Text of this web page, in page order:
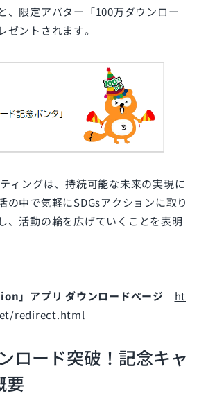
、限定アバター「100万ダウンロー
ゼントされます。
ィングは、持続可能な未来の実現に
の中で気軽にSDGsアクションに取り
、活動の輪を広げていくことを表明
」アプリ ダウンロードページ
ht
redirect.html
ロード突破！記念キャ
要